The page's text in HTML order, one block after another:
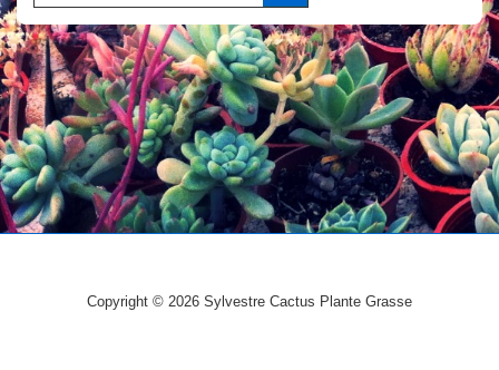
pour:
Copyright © 2026 Sylvestre Cactus Plante Grasse